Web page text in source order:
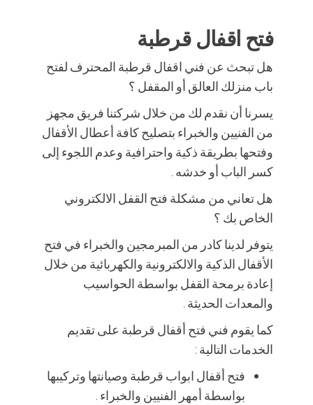
فتح اقفال قرطبة
هل تبحث عن فني اقفال قرطبة المحترف لفتح
باب منزلك العالق أو المقفل ؟
يسرنا أن نقدم لك من خلال شركتنا فريق مجهز
من الفنيين والخبراء بتصليح كافة أعطال الأقفال
وفتحها بطريقة ذكية واحترافية وعدم اللجوء إلى
كسر الباب أو خدشه .
هل تعاني من مشكلة فتح القفل الالكتروني
الخاص بك ؟
يتوفر لدينا كادر من المبرمجين والخبراء في فتح
الأقفال الذكية والالكترونية والكهربائية من خلال
إعادة برمحة القفل بواسطة الحواسيب
والمعدات الحديثة .
كما يقوم فني فتح أقفال قرطبة على تقديم
الخدمات التالية :
فتح أقفال ابواب قرطبة وصيانتها وتركيبها
بواسطة أمهر الفنيين والخبراء .